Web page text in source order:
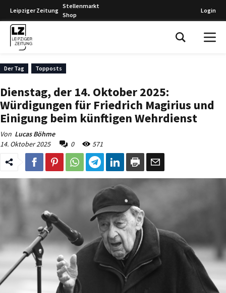
Leipziger Zeitung
Stellenmarkt
Shop
Login
Der Tag Topposts
Dienstag, der 14. Oktober 2025:
Würdigungen für Friedrich Magirius und
Einigung beim künftigen Wehrdienst
Von Lucas Böhme
14. Oktober 2025
0 571